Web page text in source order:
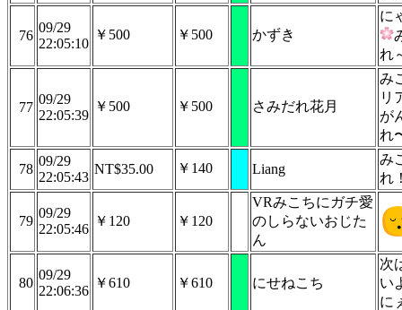
76
09/29
22:05:10
￥500 ￥500 かずき
に
れ
77
09/29
22:05:39
￥500 ￥500 さみだれ花月
み
リ
が
れ
78
09/29
22:05:43
NT$35.00 ￥140 Liang
み
れ
79
09/29
22:05:46
￥120 ￥120
VRみこちにガチ愛
のしらないおじた
ん
80
09/29
22:06:36
￥610 ￥610 にせねこち
次
い
に